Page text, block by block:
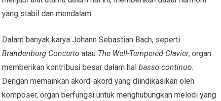
yang stabil dan mendalam.
Dalam banyak karya Johann Sebastian Bach, seperti
Brandenburg Concerto atau The Well-Tempered Clavier, organ
memberikan kontribusi besar dalam halbasso continuo.
Dengan memainkan akord-akord yang diindikasikan oleh
komposer, organ berfungsi untuk menghubungkan melodi yang